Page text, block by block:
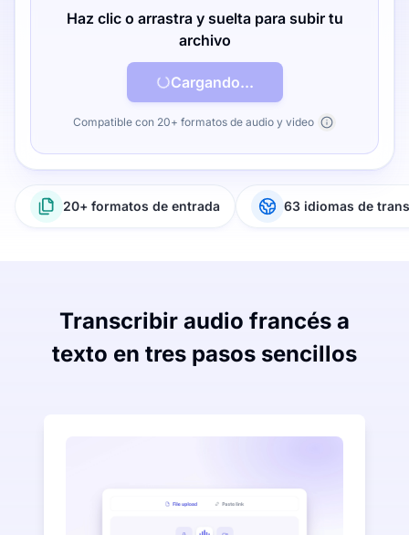
Haz clic o arrastra y suelta para subir tu
archivo
Cargando...
Compatible con 20+ formatos de audio y video
20+ formatos de entrada 63 idiomas de
Transcribir audio francés a
texto en tres pasos sencillos